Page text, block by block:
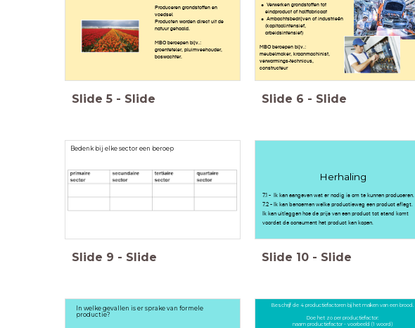
Produceren grondstoffen en
voedsel
Producten worden direct uit de
natuur gehaald.
MBO beroepen bijv.:
groenteteler, pluimveehouder,
boswachter.
Slide 5 - Slide
Verwerken grondstoffen tot
eindproduct of halffabricaat
Ambachtsbedrijven of industrieën
(kapitaalintensief,
arbeidsintensief)
MBO beroepen bijv.:
meubelmaker, kraanmachinist,
verwarmings-technicus,
constructeur
Slide 6 - Slide
Bedenk bij elke sector een beroep
Slide 9 - Slide
Herhaling
7.1 - Ik kan aangeven wat er nodig is om te kunnen produceren.
7.2 - Ik kan benoemen welke productieweg een product aflegt.
Ik kan uitleggen hoe de prijs van een product tot stand komt
voordat de consument het product kan kopen.
Slide 10 - Slide
In welke gevallen is er sprake van formele
productie?
Beschrijf de 4 productiefactoren bij het maken van een brood.
Doe het zo per productiefactor:
naam productiefactor - voorbeeld (1 woord)